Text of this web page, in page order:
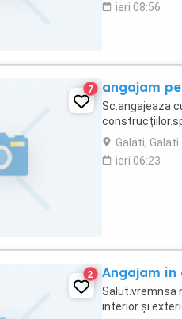
ieri 08:56
7 angajam
Sc.angajeaza
Galati, Galati
ieri 06:23
2 Angajam
Salut.vremnsa
interior și